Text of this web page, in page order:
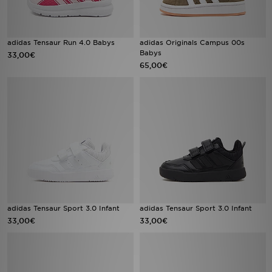
adidas Tensaur Run 4.0 Babys
33,00€
adidas Originals Campus 00s
Babys
65,00€
adidas Tensaur Sport 3.0 Infant
33,00€
adidas Tensaur Sport 3.0 Infant
33,00€